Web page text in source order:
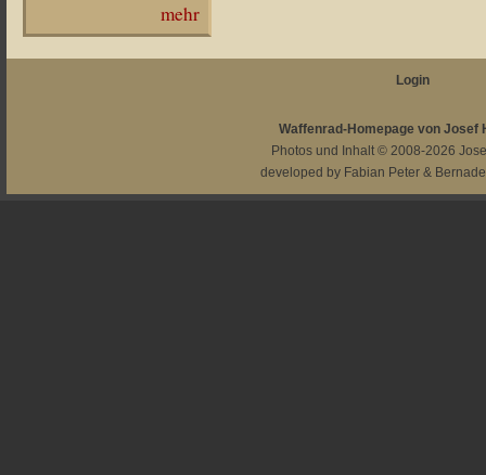
mehr
Login
Waffenrad-Homepage von Josef
Photos und Inhalt © 2008-2026
developed by Fabian Peter &